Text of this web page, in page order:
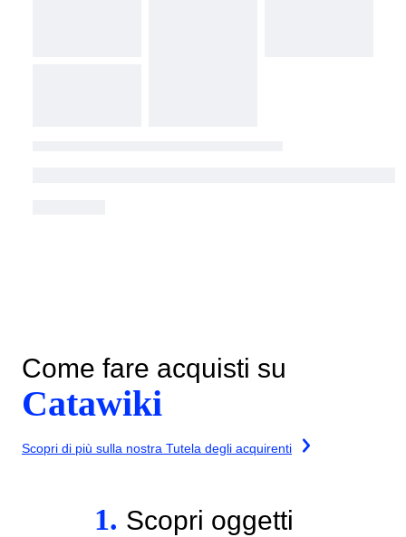
Come fare acquisti su
Catawiki
Scopri di più sulla nostra Tutela degli acquirenti
1. Scopri oggetti